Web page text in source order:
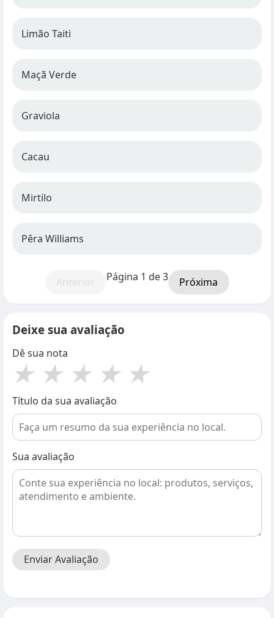
Limão Taiti
Maçã Verde
Graviola
Cacau
Mirtilo
Pêra Williams
Anterior Página 1 de 3 Próxima
Deixe sua avaliação
Dê sua nota
★ ★ ★ ★ ★
Título da sua avaliação
Sua avaliação
Enviar Avaliação